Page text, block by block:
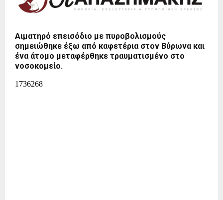
Αιματηρό επεισόδιο με πυροβολισμούς
σημειώθηκε έξω από καφετέρια στον Βύρωνα και
ένα άτομο μεταφέρθηκε τραυματισμένο στο
νοσοκομείο.